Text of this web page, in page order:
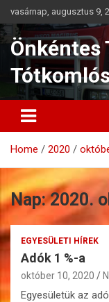
to
content
vasárnap, augusztus 9,
Önkéntes
Home 2020
Nap:2020.
EGYESÜLETI HÍREK
Adók 1 %-a
október 10, 2020
Egyesületük az